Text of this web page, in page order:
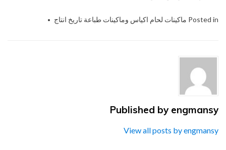
Posted in ماكينات لحام اكياس وماكينات طباعة تاريخ انتاج
Published by engmansy
View all posts by engmansy